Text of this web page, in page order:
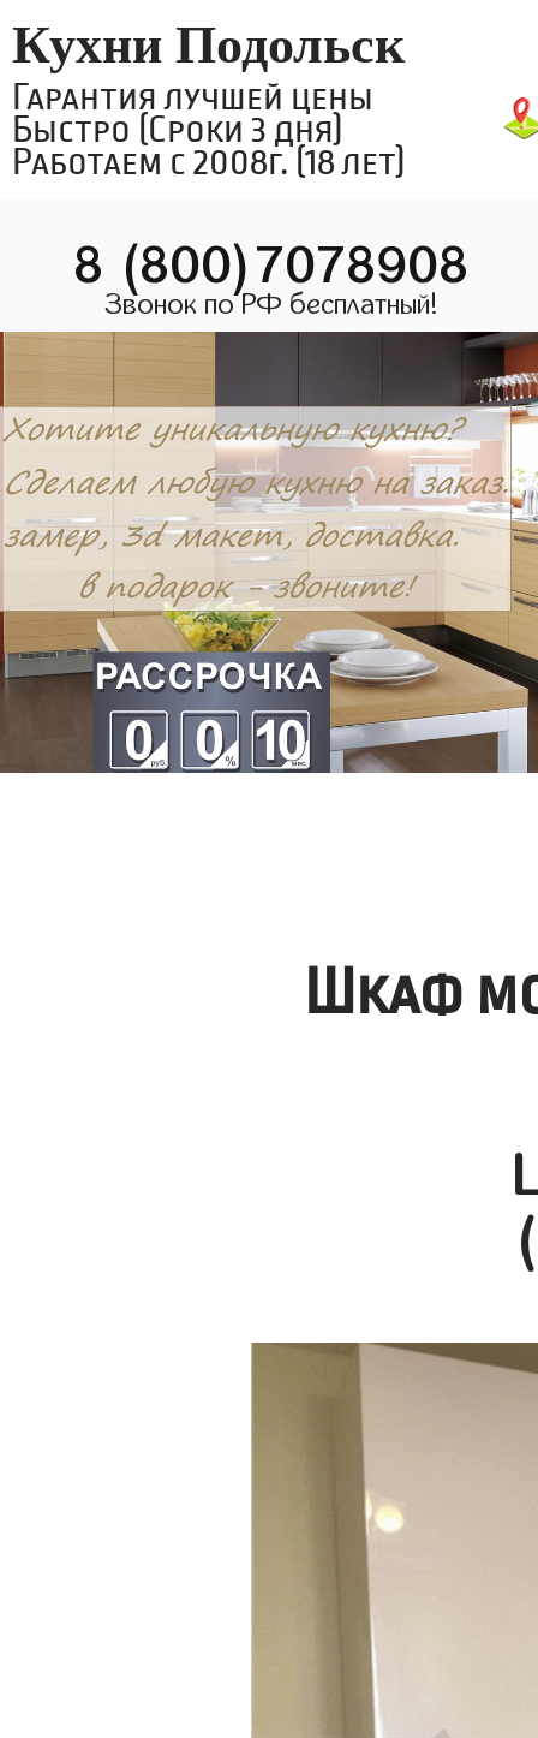
Кухни Подольск
Гарантия лучшей цены
Быстро (Сроки 3 дня)
Работаем с 2008г. (18 лет)
8 (800)7078908
Звонок по РФ бесплатный!
Шкаф